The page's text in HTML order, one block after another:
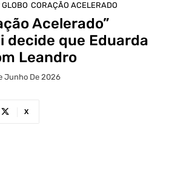
CORAÇÃO ACELERADO
Acelerado”
decide que Eduarda
Leandro
Junho De 2026
X